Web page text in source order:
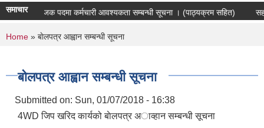
समाचार
रोजगार संयोजक पदमा कर्मचारी आवश्यकता सम्बन्धी सूचना । (पाठ्यक्रम सहित)
You are here
Home » बाेलपत्र आह्वान सम्बन्धी सूचना
बाेलपत्र आह्वान सम्बन्धी सूचना
Submitted on: Sun, 01/07/2018 - 16:38
4WD जिप खरिद कार्यको बाेलपत्र अाव्हान सम्बन्धी सूचना